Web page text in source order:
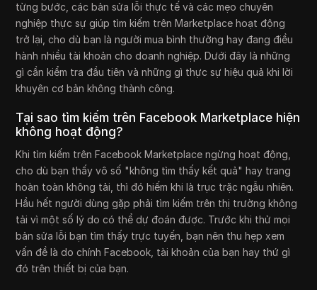
từng bước, các bản sửa lỗi thực tế và các mẹo chuyên
nghiệp thực sự giúp tìm kiếm trên Marketplace hoạt động
trở lại, cho dù bạn là người mua bình thường hay đang điều
hành nhiều tài khoản cho doanh nghiệp. Dưới đây là những
gì cần kiểm tra đầu tiên và những gì thực sự hiệu quả khi lời
khuyên cơ bản không thành công.
Tại sao tìm kiếm trên Facebook Marketplace hiện
không hoạt động?
Khi tìm kiếm trên Facebook Marketplace ngừng hoạt động,
cho dù bạn thấy vô số "không tìm thấy kết quả" hay trang
hoàn toàn không tải, thì đó hiếm khi là trục trặc ngẫu nhiên.
Hầu hết người dùng gặp phải tìm kiếm trên thị trường không
tải vì một số lý do có thể dự đoán được. Trước khi thử mọi
bản sửa lỗi bạn tìm thấy trực tuyến, bạn nên thu hẹp xem
vấn đề là do chính Facebook, tài khoản của bạn hay thứ gì
đó trên thiết bị của bạn.